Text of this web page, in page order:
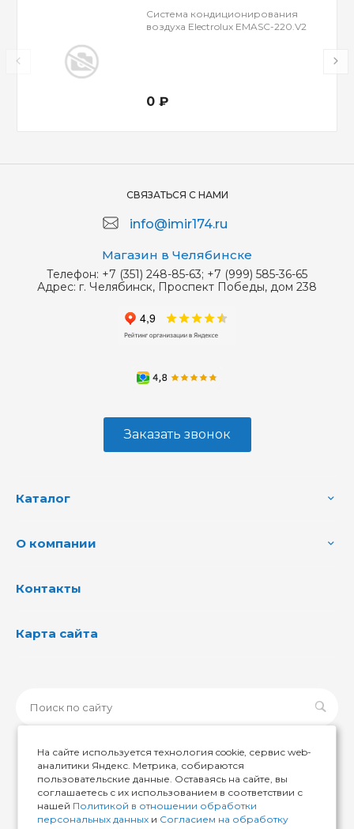
Cистема кондиционирования
воздуха Electrolux EMASC-220.V2
0 ₽
СВЯЗАТЬСЯ С НАМИ
info@imir174.ru
Магазин в Челябинске
Телефон: +7 (351) 248-85-63; +7 (999) 585-36-65
Адрес: г. Челябинск, Проспект Победы, дом 238
Заказать звонок
Каталог
О компании
Контакты
Карта сайта
© 2026 ИМИР174, Все права защищены
На сайте используется технология cookie, сервис web-
аналитики Яндекс. Метрика, собираются
пользовательские данные. Оставаясь на сайте, вы
соглашаетесь с их использованием в соответствии с
нашей Политикой в отношении обработки
персональных данных и Согласием на обработку